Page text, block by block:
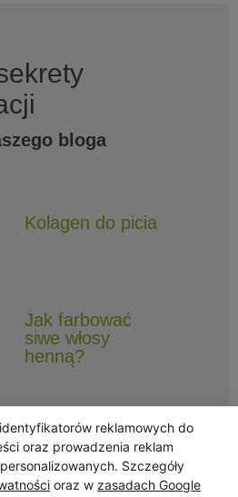
bloga
Kolagen do picia
Jak farbować
siwe włosy
henną?
Cię najlepsze promocje i informacje
reklamowych do
oraz prowadzenia reklam
Szczegóły
oraz w zasadach Google